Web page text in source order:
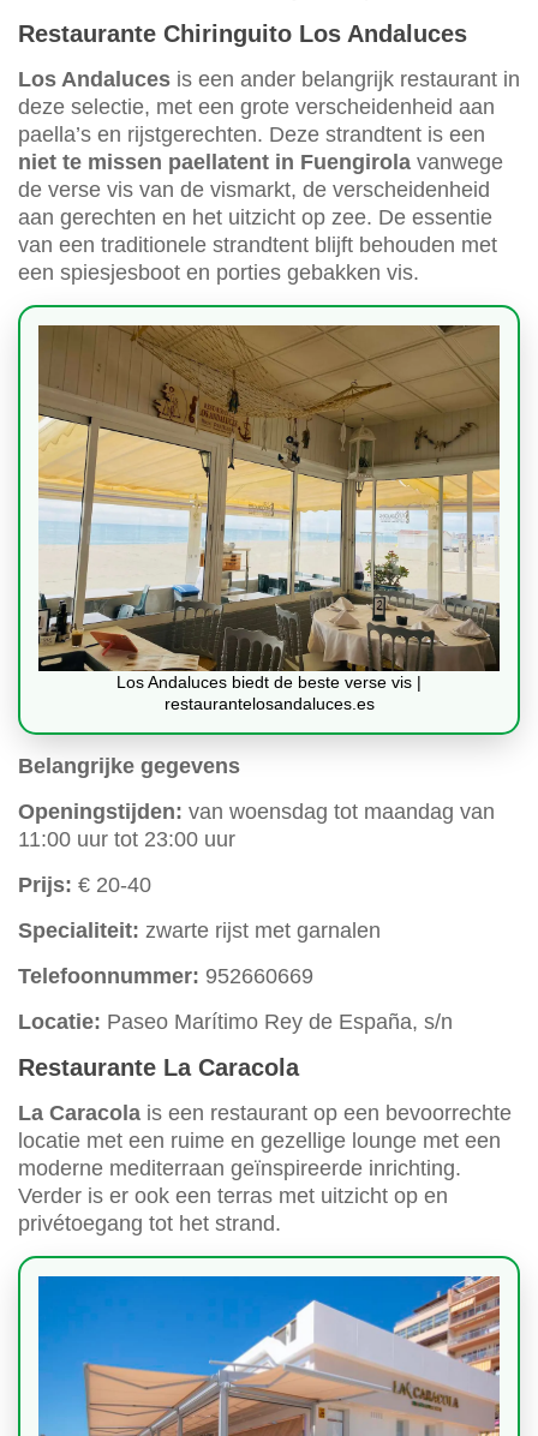
Restaurante Chiringuito Los Andaluces
Los Andaluces is een ander belangrijk restaurant in
deze selectie, met een grote verscheidenheid aan
paella’s en rijstgerechten. Deze strandtent is een
niet te missen paellatent in Fuengirola vanwege
de verse vis van de vismarkt, de verscheidenheid
aan gerechten en het uitzicht op zee. De essentie
van een traditionele strandtent blijft behouden met
een spiesjesboot en porties gebakken vis.
Los Andaluces biedt de beste verse vis |
restaurantelosandaluces.es
Belangrijke gegevens
Openingstijden: van woensdag tot maandag van
11:00 uur tot 23:00 uur
Prijs: € 20-40
Specialiteit: zwarte rijst met garnalen
Telefoonnummer: 952660669
Locatie: Paseo Marítimo Rey de España, s/n
Restaurante La Caracola
La Caracola is een restaurant op een bevoorrechte
locatie met een ruime en gezellige lounge met een
moderne mediterraan geïnspireerde inrichting.
Verder is er ook een terras met uitzicht op en
privétoegang tot het strand.